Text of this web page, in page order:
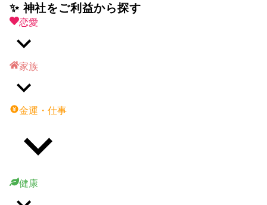
✨ 神社をご利益から探す
恋愛
家族
金運・仕事
健康